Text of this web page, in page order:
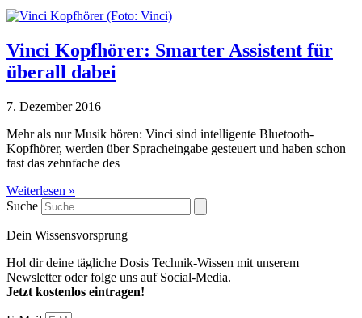
Vinci Kopfhörer: Smarter Assistent für
überall dabei
7. Dezember 2016
Mehr als nur Musik hören: Vinci sind intelligente Bluetooth-
Kopfhörer, werden über Spracheingabe gesteuert und haben schon
fast das zehnfache des
Weiterlesen »
Suche
Dein Wissensvorsprung
Hol dir deine tägliche Dosis Technik-Wissen mit unserem
Newsletter oder folge uns auf Social-Media.
Jetzt kostenlos eintragen!